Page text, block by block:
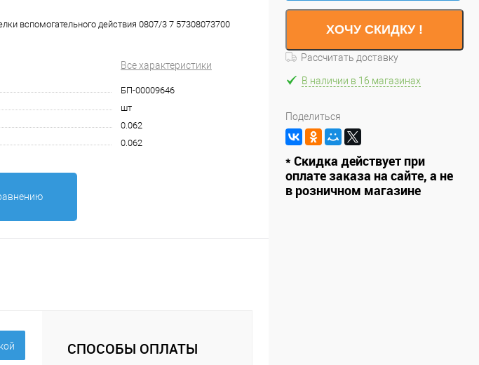
вспомогательного действия 0807/3 7 57308073700
Все характеристики
БП-00009646
шт
0.062
0.062
СПОСОБЫ ОПЛАТЫ
ХОЧУ СКИДКУ !
Рассчитать доставку
В наличии в 16 магазинах
Поделиться
* Скидка действует при
оплате заказа на сайте, а не
в розничном магазине